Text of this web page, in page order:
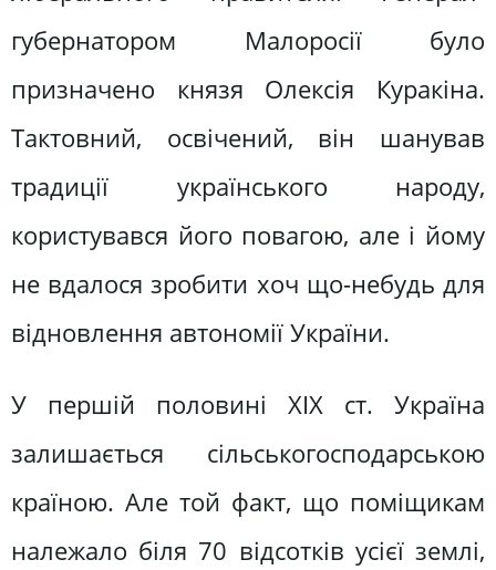
губернатором Малоросії було
призначено князя Олексія Куракіна.
Тактовний, освічений, він шанував
традиції українського народу,
користувався його повагою, але і йому
не вдалося зробити хоч що-небудь для
відновлення автономії України.
У першій половині XIX ст. Україна
залишається сільськогосподарською
країною. Але той факт, що поміщикам
належало біля 70 відсотків усієї землі,